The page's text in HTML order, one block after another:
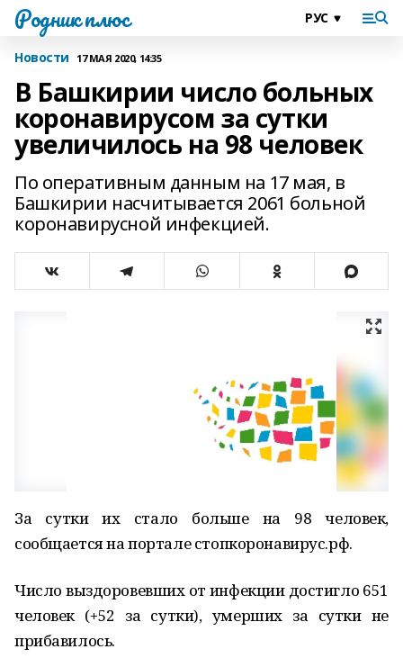
Родник плюс
Новости 17 МАЯ 2020, 14:35
В Башкирии число больных
коронавирусом за сутки
увеличилось на 98 человек
По оперативным данным на 17 мая, в
Башкирии насчитывается 2061 больной
коронавирусной инфекцией.
За сутки их стало больше на 98 человек,
сообщается на портале стопкоронавирус.рф.
Число выздоровевших от инфекции достигло 651
человек (+52 за сутки), умерших за сутки не
прибавилось.